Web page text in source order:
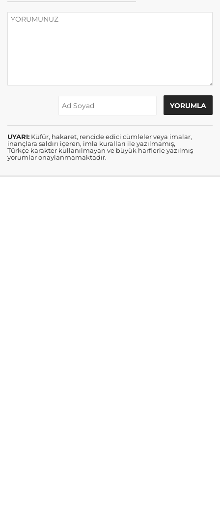
UYARI: Küfür, hakaret, rencide edici cümleler veya imalar,
inançlara saldırı içeren, imla kuralları ile yazılmamış,
Türkçe karakter kullanılmayan ve büyük harflerle yazılmış
yorumlar onaylanmamaktadır.